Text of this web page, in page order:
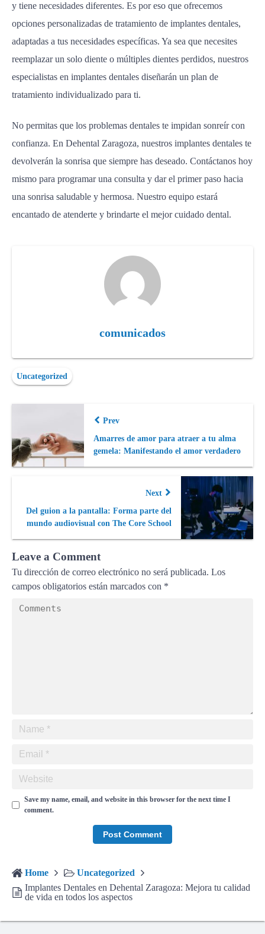
y tiene necesidades diferentes. Es por eso que ofrecemos
opciones personalizadas de tratamiento de implantes dentales,
adaptadas a tus necesidades específicas. Ya sea que necesites
reemplazar un solo diente o múltiples dientes perdidos, nuestros
especialistas en implantes dentales diseñarán un plan de
tratamiento individualizado para ti.
No permitas que los problemas dentales te impidan sonreír con
confianza. En Dehental Zaragoza, nuestros implantes dentales te
devolverán la sonrisa que siempre has deseado. Contáctanos hoy
mismo para programar una consulta y dar el primer paso hacia
una sonrisa saludable y hermosa. Nuestro equipo estará
encantado de atenderte y brindarte el mejor cuidado dental.
comunicados
Uncategorized
Prev
Amarres de amor para atraer a tu alma
gemela: Manifestando el amor verdadero
Next
Del guion a la pantalla: Forma parte del
mundo audiovisual con The Core School
Leave a Comment
Tu dirección de correo electrónico no será publicada. Los
campos obligatorios están marcados con *
Save my name, email, and website in this browser for the next time I
Implantes Dentales en Dehental Zaragoza: Mejora tu calidad
de vida en todos los aspectos
Encuentra toda la información para tu mascota